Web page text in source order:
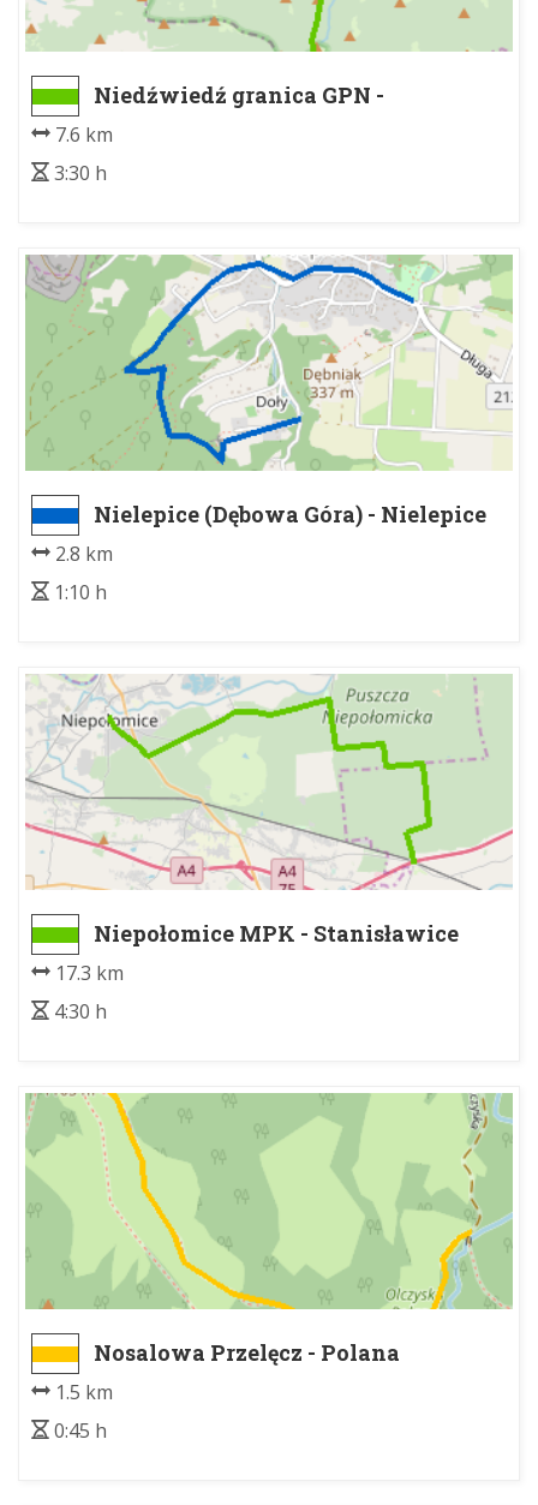
Niedźwiedź granica GPN -
Schronisko PTTK na Turbaczu
7.6 km
3:30 h
Nielepice (Dębowa Góra) - Nielepice
2.8 km
1:10 h
Niepołomice MPK - Stanisławice
17.3 km
4:30 h
Nosalowa Przelęcz - Polana
1.5 km
0:45 h